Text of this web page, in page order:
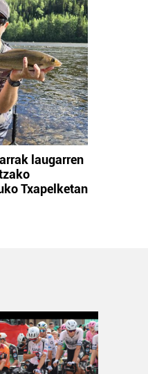
laugarren
Txapelketan